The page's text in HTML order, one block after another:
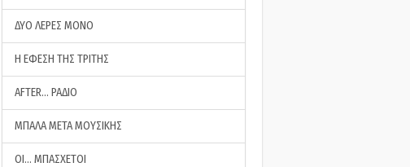
ΔΥΟ ΛΕΡΕΣ ΜΟΝΟ
Η ΕΦΕΣΗ ΤΗΣ ΤΡΙΤΗΣ
AFTER… ΡΑΔΙΟ
ΜΠΑΛΑ ΜΕΤΑ ΜΟΥΣΙΚΗΣ
ΟΙ… ΜΠΑΣΧΕΤΟΙ